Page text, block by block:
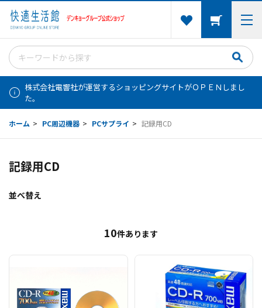
株式会社電響社が運営するショッピングサイトがＯＰＥＮしまし
た。
ホーム > PC周辺機器 > PCサプライ > 記録用CD
記録用CD
並べ替え
10件あります